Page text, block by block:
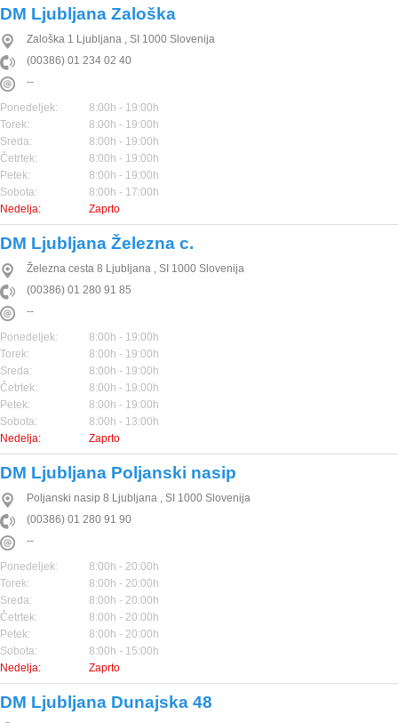
DM Ljubljana Zaloška
Zaloška 1 Ljubljana , SI 1000 Slovenija
(00386) 01 234 02 40
--
Ponedeljek:
8:00h - 19:00h
Torek:
8:00h - 19:00h
Sreda:
8:00h - 19:00h
Četrtek:
8:00h - 19:00h
Petek:
8:00h - 19:00h
Sobota:
8:00h - 17:00h
Nedelja:
Zaprto
DM Ljubljana Železna c.
Železna cesta 8 Ljubljana , SI 1000 Slovenija
(00386) 01 280 91 85
--
Ponedeljek:
8:00h - 19:00h
Torek:
8:00h - 19:00h
Sreda:
8:00h - 19:00h
Četrtek:
8:00h - 19:00h
Petek:
8:00h - 19:00h
Sobota:
8:00h - 13:00h
Nedelja:
Zaprto
DM Ljubljana Poljanski nasip
Poljanski nasip 8 Ljubljana , SI 1000 Slovenija
(00386) 01 280 91 90
--
Ponedeljek:
8:00h - 20:00h
Torek:
8:00h - 20:00h
Sreda:
8:00h - 20:00h
Četrtek:
8:00h - 20:00h
Petek:
8:00h - 20:00h
Sobota:
8:00h - 15:00h
Nedelja:
Zaprto
DM Ljubljana Dunajska 48